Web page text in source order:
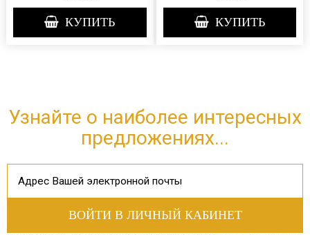
КУПИТЬ КУПИТЬ
Узнайте о наиболее интересных
предложениях...